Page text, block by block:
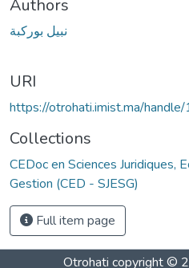
Authors
نبيل بوركبة
URI
https://otrohati.imist.ma/
Collections
CEDoc en Sciences Juridiques,
Gestion (CED - SJESG)
Full item page
Otrohati copyright ©